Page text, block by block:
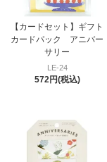
【カードセット】ギフト
カードパック アニバー
サリー
LE-24
572円(税込)